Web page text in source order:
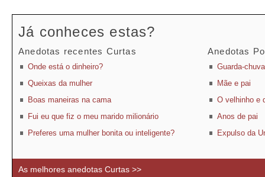
Já conheces estas?
Anedotas recentes Curtas
Onde está o dinheiro?
Queixas da mulher
Boas maneiras na cama
Fui eu que fiz o meu marido milionário
Preferes uma mulher bonita ou inteligente?
Anedotas
Guarda-
Mãe e pai
O velhinho e
Anos de pai
Expulso da
As melhores anedotas Curtas >>